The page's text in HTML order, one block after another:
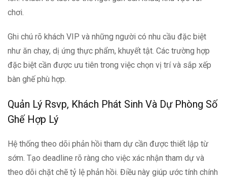
chơi.
Ghi chú rõ khách VIP và những người có nhu cầu đặc biệt
như ăn chay, dị ứng thực phẩm, khuyết tật. Các trường hợp
đặc biệt cần được ưu tiên trong việc chọn vị trí và sắp xếp
bàn ghế phù hợp.
Quản Lý Rsvp, Khách Phát Sinh Và Dự Phòng Số
Ghế Hợp Lý
Hệ thống theo dõi phản hồi tham dự cần được thiết lập từ
sớm. Tạo deadline rõ ràng cho việc xác nhận tham dự và
theo dõi chặt chẽ tỷ lệ phản hồi. Điều này giúp ước tính chính